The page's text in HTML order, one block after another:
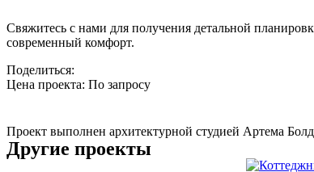
Свяжитесь с нами для получения детальной
современный комфорт.
Поделиться:
Цена проекта: По запросу
Проект выполнен архитектурной студией Артема
Другие проекты